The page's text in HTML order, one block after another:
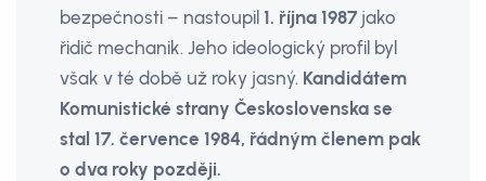
bezpečnosti – nastoupil 1. října 1987 jako
řidič mechanik. Jeho ideologický profil byl
však v té době už roky jasný. Kandidátem
Komunistické strany Československa se
stal 17. července 1984, řádným členem pak
o dva roky později.